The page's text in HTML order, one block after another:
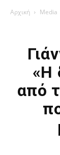
Αρχική Media
«Η
από